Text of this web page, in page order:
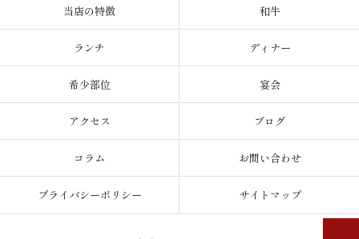
当店の特徴 和牛
ランチ ディナー
希少部位 宴会
アクセス ブログ
コラム お問い合わせ
プライバシーポリシー サイトマップ